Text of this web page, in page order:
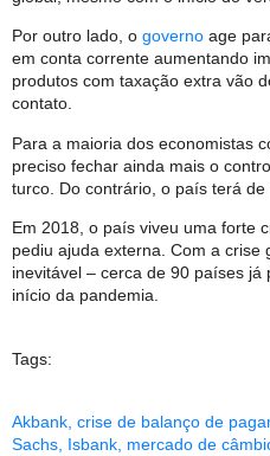
Por outro lado, o governo age
em conta corrente aumentando
produtos com taxação extra vão
contato.
Para a maioria dos economistas
preciso fechar ainda mais o
turco. Do contrário, o país terá de
Em 2018, o país viveu uma forte
pediu ajuda externa. Com a
inevitável – cerca de 90 países
início da pandemia.
Tags:
Akbank crise de balanço de
Sachs Isbank mercado de